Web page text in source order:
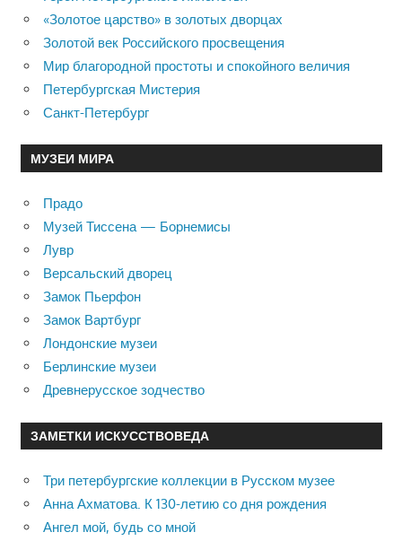
«Золотое царство» в золотых дворцах
Золотой век Российского просвещения
Мир благородной простоты и спокойного величия
Петербургская Мистерия
Санкт-Петербург
МУЗЕИ МИРА
Прадо
Музей Тиссена — Борнемисы
Лувр
Версальский дворец
Замок Пьерфон
Замок Вартбург
Лондонские музеи
Берлинские музеи
Древнерусское зодчество
ЗАМЕТКИ ИСКУССТВОВЕДА
Три петербургские коллекции в Русском музее
Анна Ахматова. К 130-летию со дня рождения
Ангел мой, будь со мной